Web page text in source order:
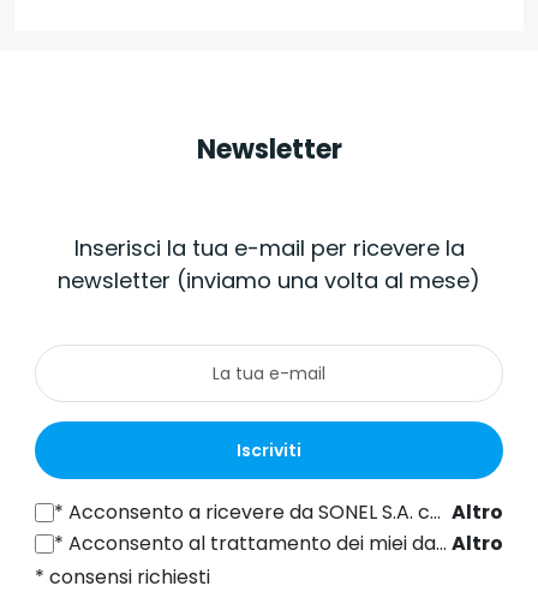
Newsletter
Inserisci la tua e-mail per ricevere la
newsletter (inviamo una volta al mese)
Iscriviti
*Acconsento a ricevere da SONEL S.A. con sede in ul. Wokulskiego 11, 58-100 Świdnica informazioni commerciali per via elettronica (all'indirizzo e-mail fornito) a fini di marketing, ai sensi dell'articolo 398 della legge del 12 luglio 2024 sul diritto delle comunicazioni elettroniche.
Altro
*Acconsento al trattamento dei miei dati personali (indirizzo e-mail) da parte di SONEL S.A. con sede in ul. Wokulskiego 11, 58-100 Świdnica, ai fini dell'invio di newsletter contenenti informazioni commerciali e di marketing, ai sensi dell'art. 6, comma 1, lettera a) del Regolamento generale sulla protezione dei dati (GDPR). Altro
* consensi richiesti